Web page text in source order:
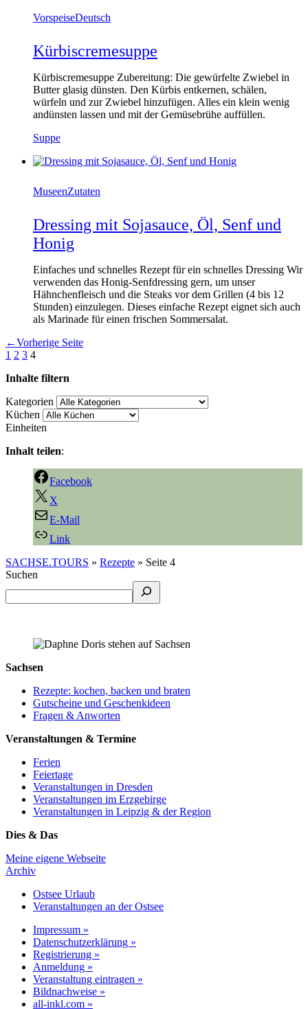
VorspeiseDeutsch
Kürbiscremesuppe
Kürbiscremesuppe Zubereitung: Die gewürfelte Zwiebel in
Butter glasig dünsten. Den Kürbis entkernen, schälen,
würfeln und zur Zwiebel hinzufügen. Alles ein klein wenig
andünsten lassen und mit der Gemüsebrühe auffüllen.
Suppe
MuseenZutaten
Dressing mit Sojasauce, Öl, Senf und
Honig
Einfaches und schnelles Rezept für ein schnelles Dressing Wir
verwenden das Honig-Senfdressing gern, um unser
Hähnchenfleisch und die Steaks vor dem Grillen (4 bis 12
Stunden) einzulegen. Dieses einfache Rezept eignet sich auch
als Marinade für einen frischen Sommersalat.
←Vorherige Seite
1 2 3 4
Inhalte filtern
Kategorien
Küchen
Einheiten
Inhalt teilen:
Facebook
X
E-Mail
Link
SACHSE.TOURS » Rezepte » Seite 4
Suchen
Sachsen
Rezepte: kochen, backen und braten
Gutscheine und Geschenkideen
Fragen & Anworten
Veranstaltungen & Termine
Ferien
Feiertage
Veranstaltungen in Dresden
Veranstaltungen im Erzgebirge
Veranstaltungen in Leipzig & der Region
Dies & Das
Meine eigene Webseite
Archiv
Ostsee Urlaub
Veranstaltungen an der Ostsee
Impressum »
Datenschutzerklärung »
Registrierung »
Anmeldung »
Veranstaltung eintragen »
Bildnachweise »
all-inkl.com »